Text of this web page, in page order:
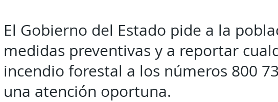
El Gobierno del Estado pide a la
medidas preventivas y a reportar
incendio forestal a los números 800
una atención oportuna.